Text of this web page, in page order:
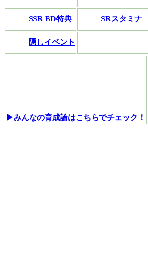
SSR BD特典 SRスタミナ
隠しイベント
▶みんなの育成論はこちらでチェック！